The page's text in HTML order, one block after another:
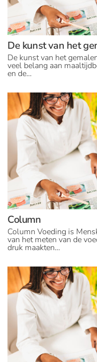
De kunst van het
De kunst van het
veel belang aan
en de…
Column
Column Voeding is
van het meten van de
druk maakten…